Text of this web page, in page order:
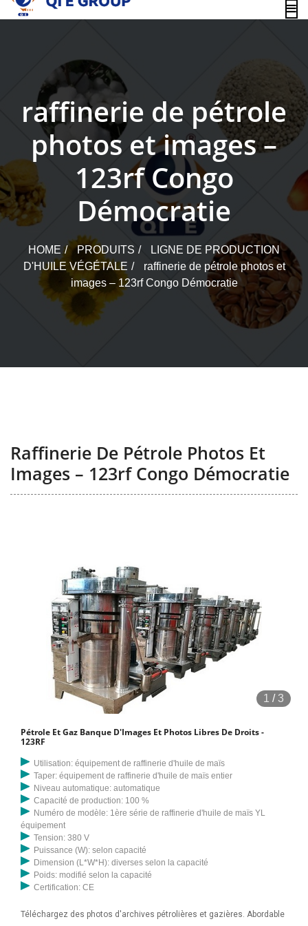
content
raffinerie de pétrole
photos et images –
123rf Congo
Démocratie
HOME PRODUITS
LIGNE DE PRODUCTION
D'HUILE VÉGÉTALE
raffinerie de pétrole photos et
images – 123rf Congo Démocratie
Raffinerie De Pétrole Photos Et
Images – 123rf Congo Démocratie
1 /3
Pétrole Et Gaz Banque D'Images Et Photos Libres De Droits -
123RF
Utilisation: équipement de raffinerie d'huile de maïs
Taper: équipement de raffinerie d'huile de maïs entier
Niveau automatique: automatique
Capacité de production: 100 %
Numéro de modèle: 1ère série de raffinerie d'huile de maïs YL
équipement
Tension: 380 V
Puissance (W): selon capacité
Dimension (L*W*H): diverses selon la capacité
Poids: modifié selon la capacité
Certification: CE
Téléchargez des photos d'archives pétrolières et gazières. Abordable